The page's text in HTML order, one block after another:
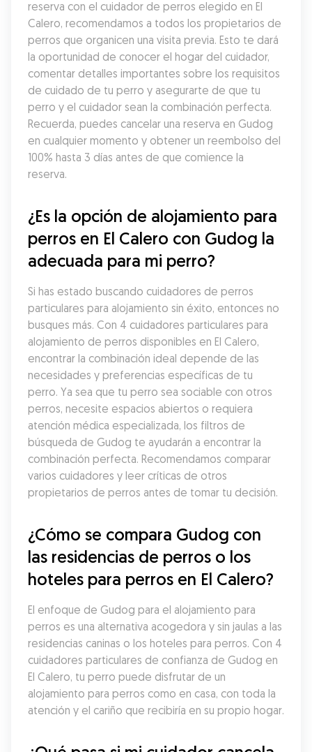
reserva con el cuidador de perros elegido en El
Calero, recomendamos a todos los propietarios de
perros que organicen una visita previa. Esto te dará
la oportunidad de conocer el hogar del cuidador,
comentar detalles importantes sobre los requisitos
de cuidado de tu perro y asegurarte de que tu
perro y el cuidador sean la combinación perfecta.
Recuerda, puedes cancelar una reserva en Gudog
en cualquier momento y obtener un reembolso del
100% hasta 3 días antes de que comience la
reserva.
¿Es la opción de alojamiento para
perros en El Calero con Gudog la
adecuada para mi perro?
Si has estado buscando cuidadores de perros
particulares para alojamiento sin éxito, entonces no
busques más. Con 4 cuidadores particulares para
alojamiento de perros disponibles en El Calero,
encontrar la combinación ideal depende de las
necesidades y preferencias específicas de tu
perro. Ya sea que tu perro sea sociable con otros
perros, necesite espacios abiertos o requiera
atención médica especializada, los filtros de
búsqueda de Gudog te ayudarán a encontrar la
combinación perfecta. Recomendamos comparar
varios cuidadores y leer críticas de otros
propietarios de perros antes de tomar tu decisión.
¿Cómo se compara Gudog con
las residencias de perros o los
hoteles para perros en El Calero?
El enfoque de Gudog para el alojamiento para
perros es una alternativa acogedora y sin jaulas a las
residencias caninas o los hoteles para perros. Con 4
cuidadores particulares de confianza de Gudog en
El Calero, tu perro puede disfrutar de un
alojamiento para perros como en casa, con toda la
atención y el cariño que recibiría en su propio hogar.